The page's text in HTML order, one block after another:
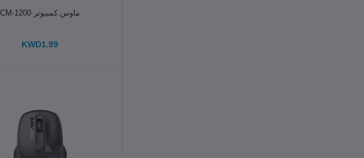
الإضافة إلى سلة التسوق
ماوس.كمبيوتر CM-1200
KWD1.99